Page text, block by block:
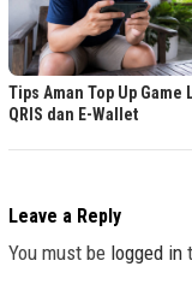
Tips Aman Top Up Game
QRIS dan E-Wallet
Leave a Reply
You must be logged in